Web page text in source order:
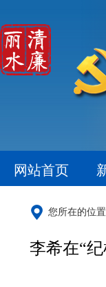
网站首页
您所在的位置
李希在“